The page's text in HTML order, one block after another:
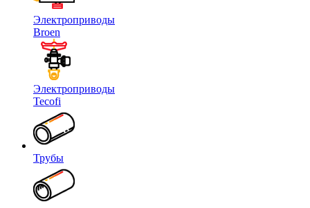
Электроприводы
Broen
Электроприводы
Tecofi
Трубы